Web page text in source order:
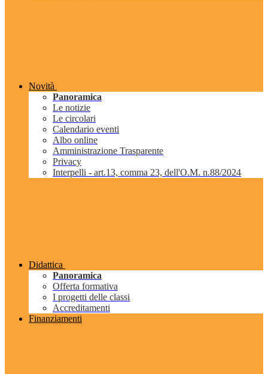
Novità
Panoramica
Le notizie
Le circolari
Calendario eventi
Albo online
Amministrazione Trasparente
Privacy
Interpelli - art.13, comma 23, dell'O.M. n.88/2024
Didattica
Panoramica
Offerta formativa
I progetti delle classi
Accreditamenti
Finanziamenti